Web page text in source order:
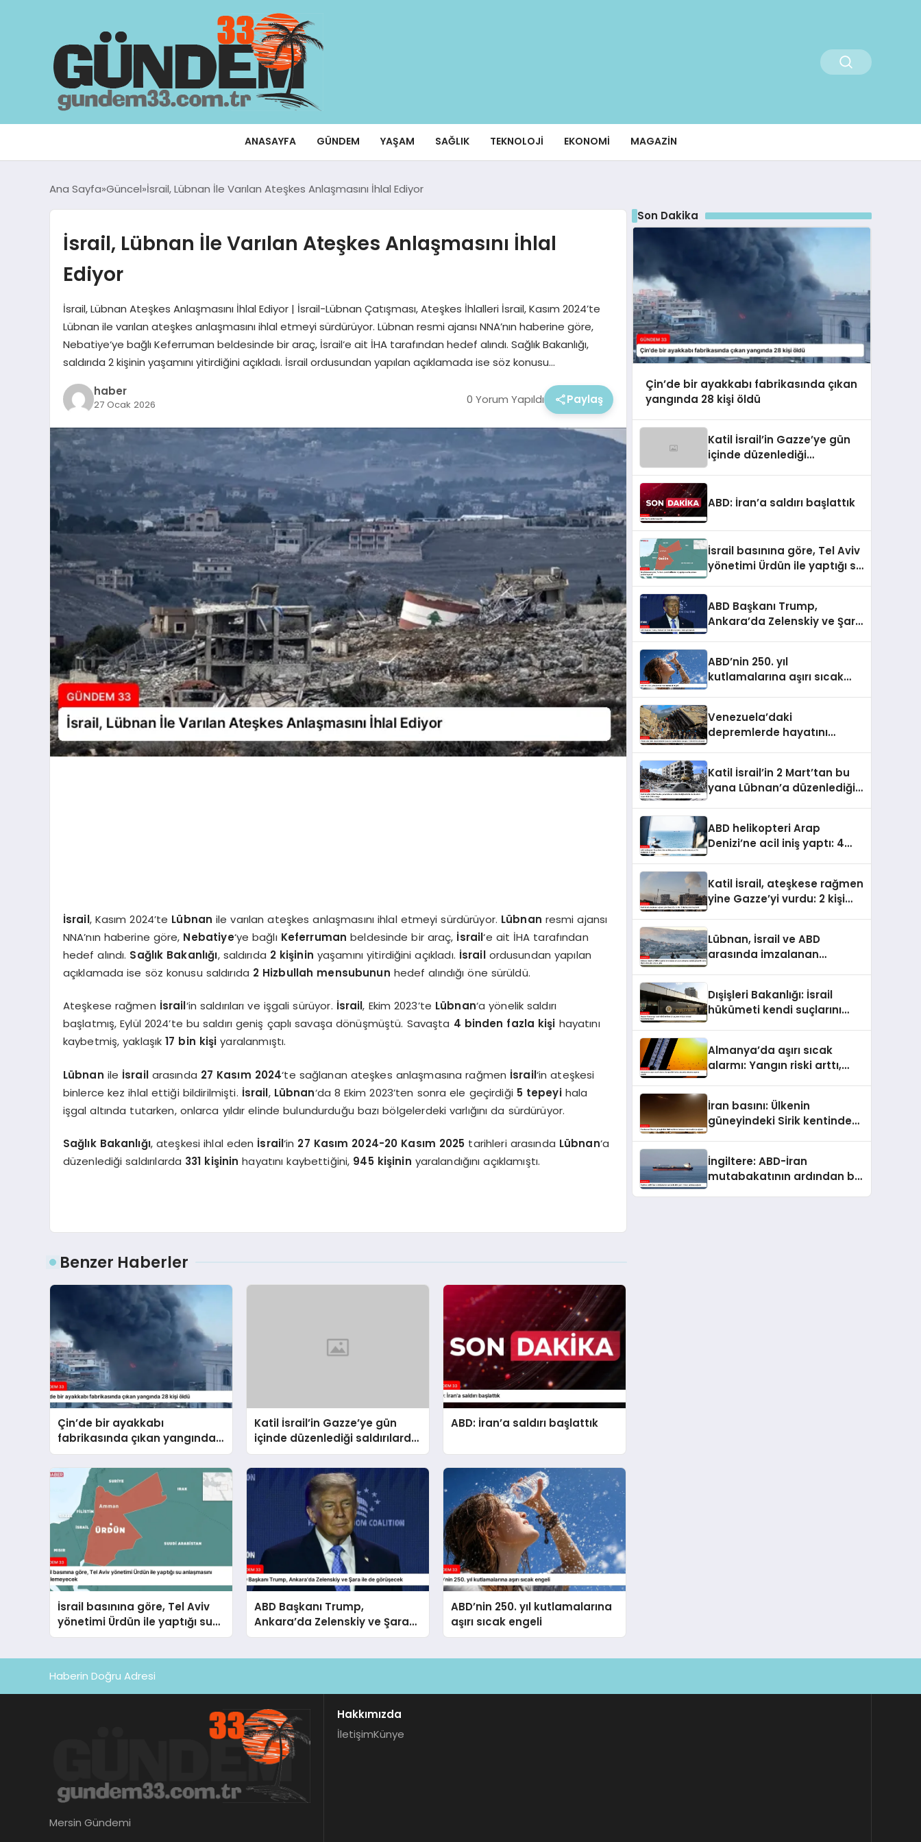
ANASAYFA GÜNDEM YAŞAM SAĞLIK TEKNOLOJI EKONOMI MAGAZIN
Ana Sayfa Güncel İsrail, Lübnan İle Varılan Ateşkes Anlaşmasını İhlal Ediyor
İsrail, Lübnan İle Varılan Ateşkes Anlaşmasını İhlal
Ediyor
İsrail, Lübnan Ateşkes Anlaşmasını İhlal Ediyor | İsrail-Lübnan Çatışması, Ateşkes İhlalleri İsrail, Kasım 2024’te
Lübnan ile varılan ateşkes anlaşmasını ihlal etmeyi sürdürüyor. Lübnan resmi ajansı NNA’nın haberine göre,
Nebatiye‘ye bağlı Keferruman beldesinde bir araç, İsrail‘e ait İHA tarafından hedef alındı. Sağlık Bakanlığı,
saldırıda 2 kişinin yaşamını yitirdiğini açıkladı. İsrail ordusundan yapılan açıklamada ise söz konusu…
haber
27 Ocak 2026 0 Yorum Yapıldı Paylaş
İsrail, Kasım 2024’te Lübnan ile varılan ateşkes anlaşmasını ihlal etmeyi sürdürüyor. Lübnan resmi ajansı
NNA’nın haberine göre, Nebatiye‘ye bağlı Keferruman beldesinde bir araç, İsrail‘e ait İHA tarafından
hedef alındı. Sağlık Bakanlığı, saldırıda 2 kişinin yaşamını yitirdiğini açıkladı. İsrailordusundan yapılan
açıklamada ise söz konusu saldırıda 2 Hizbullah mensubunun hedef alındığı öne sürüldü.
Ateşkese rağmen İsrail‘in saldırıları ve işgali sürüyor. İsrail, Ekim 2023’te Lübnan‘a yönelik saldırı
başlatmış, Eylül 2024’te bu saldırı geniş çaplı savaşa dönüşmüştü. Savaşta 4 binden fazla kişi hayatını
kaybetmiş, yaklaşık17 bin kişi yaralanmıştı.
Lübnan ile İsrailarasında 27 Kasım 2024‘te sağlanan ateşkes anlaşmasına rağmen İsrail‘in ateşkesi
binlerce kez ihlal ettiği bildirilmişti. İsrail, Lübnan‘da 8 Ekim 2023’ten sonra ele geçirdiği 5 tepeyihala
işgal altında tutarken, onlarca yıldır elinde bulundurduğu bazı bölgelerdeki varlığını da sürdürüyor.
Sağlık Bakanlığı, ateşkesi ihlal eden İsrail‘in 27 Kasım 2024-20 Kasım 2025 tarihleri arasında Lübnan‘a
düzenlediği saldırılarda 331 kişinin hayatını kaybettiğini, 945 kişinin yaralandığını açıklamıştı.
Benzer Haberler
Çin’de bir ayakkabı
fabrikasında çıkan yangında
28 kişi öldü
Katil İsrail’in Gazze’ye gün
içinde düzenlediği saldırılarda
hayatını kaybedenlerin sayısı
10’a yükseldi
ABD: İran’a saldırı başlattık
İsrail basınına göre, Tel Aviv
yönetimi Ürdün ile yaptığı su
anlaşmasını yenilemeyecek
ABD Başkanı Trump,
Ankara’da Zelenskiy ve Şara
ile de görüşecek
ABD’nin 250. yıl kutlamalarına
aşırı sıcak engeli
Son Dakika
Çin’de bir ayakkabı fabrikasında çıkan
yangında 28 kişi öldü
Katil İsrail’in Gazze’ye gün
içinde düzenlediği
yükseldi
ABD: İran’a saldırı başlattık
İsrail basınına göre, Tel Aviv
yönetimi Ürdün ile yaptığı su
ABD Başkanı Trump,
Ankara’da Zelenskiy ve Şara
ABD’nin 250. yıl
kutlamalarına aşırı sıcak
Venezuela’daki
depremlerde hayatını
Katil İsrail’in 2 Mart’tan bu
yana Lübnan’a düzenlediği
ABD helikopteri Arap
Denizi’ne acil iniş yaptı: 4
Katil İsrail, ateşkese rağmen
yine Gazze’yi vurdu: 2 kişi
Lübnan, İsrail ve ABD
arasında imzalanan
detaylar ortaya çıktı
Dışişleri Bakanlığı: İsrail
hükümeti kendi suçlarını
Almanya’da aşırı sıcak
alarmı: Yangın riski arttı,
İran basını: Ülkenin
güneyindeki Sirik kentinde
İngiltere: ABD-İran
mutabakatının ardından bir
Haberin Doğru Adresi
Mersin Gündemi
Hakkımızda
İletişimKünye